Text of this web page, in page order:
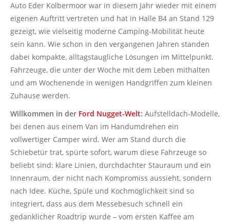
Auto Eder Kolbermoor war in diesem Jahr wieder mit einem
eigenen Auftritt vertreten und hat in Halle B4 an Stand 129
gezeigt, wie vielseitig moderne Camping-Mobilität heute
sein kann. Wie schon in den vergangenen Jahren standen
dabei kompakte, alltagstaugliche Lösungen im Mittelpunkt.
Fahrzeuge, die unter der Woche mit dem Leben mithalten
und am Wochenende in wenigen Handgriffen zum kleinen
Zuhause werden.
Willkommen in der Ford Nugget-Welt: Aufstelldach-Modelle,
bei denen aus einem Van im Handumdrehen ein
vollwertiger Camper wird. Wer am Stand durch die
Schiebetür trat, spürte sofort, warum diese Fahrzeuge so
beliebt sind: klare Linien, durchdachter Stauraum und ein
Innenraum, der nicht nach Kompromiss aussieht, sondern
nach Idee. Küche, Spüle und Kochmöglichkeit sind so
integriert, dass aus dem Messebesuch schnell ein
gedanklicher Roadtrip wurde – vom ersten Kaffee am